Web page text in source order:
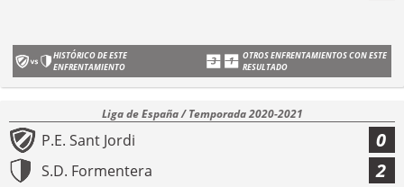
HISTÓRICO DE ESTE
ENFRENTAMIENTO
OTROS ENFRENTAMIENTOS CON ESTE
RESULTADO
Liga de España / Temporada 2020-2021
P.E. Sant Jordi 0
S.D. Formentera 2